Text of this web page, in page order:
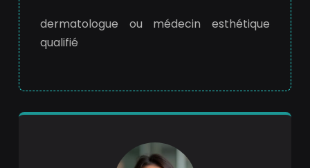
dermatologue ou médecin esthétique
qualifié